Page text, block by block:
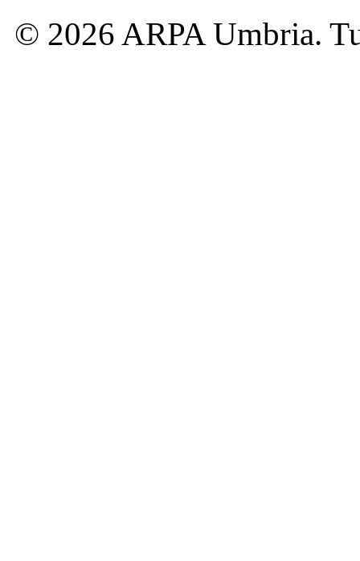
© 2026 ARPA Umbria.